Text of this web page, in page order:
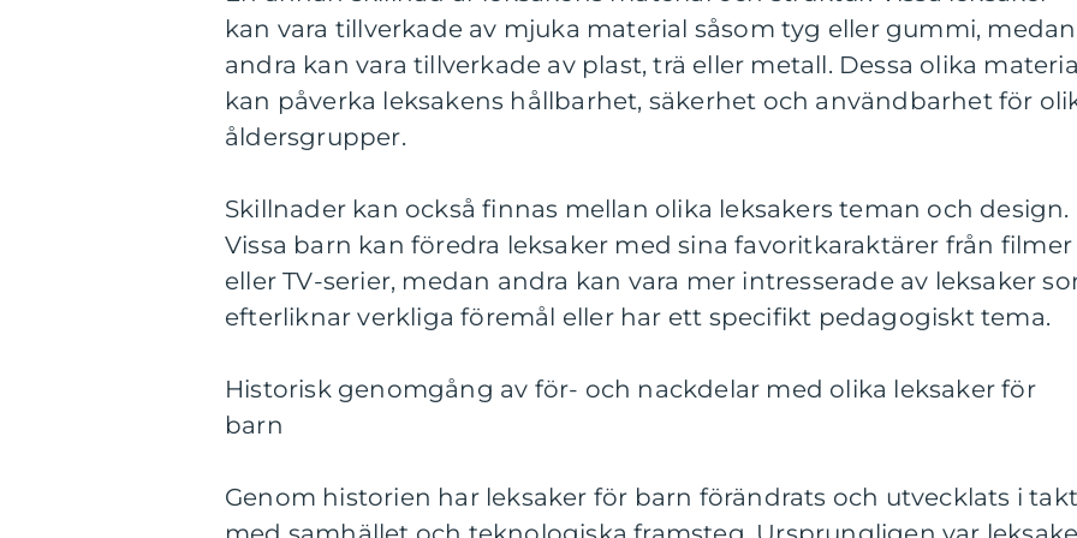
kan vara tillverkade av mjuka material såsom tyg eller gummi, medan
andra kan vara tillverkade av plast, trä eller metall. Dessa olika
kan påverka leksakens hållbarhet, säkerhet och användbarhet för
åldersgrupper.
Skillnader kan också finnas mellan olika leksakers teman och design.
Vissa barn kan föredra leksaker med sina favoritkaraktärer från filmer
eller TV-serier, medan andra kan vara mer intresserade av leksaker
efterliknar verkliga föremål eller har ett specifikt pedagogiskt tema.
Historisk genomgång av för- och nackdelar med olika leksaker för
barn
Genom historien har leksaker för barn förändrats och utvecklats i takt